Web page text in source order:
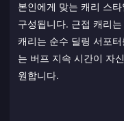
본인에게 맞는 캐리 스
구성됩니다. 근접 캐리
캐리는 순수 딜링 서포
는 버프 지속 시간이 자
원합니다.